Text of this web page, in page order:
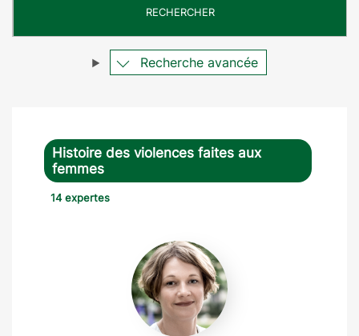
e
RECHERCHER
Recherche avancée
Histoire des violences faites aux
femmes
14 expertes
Elisabeth
Lusset